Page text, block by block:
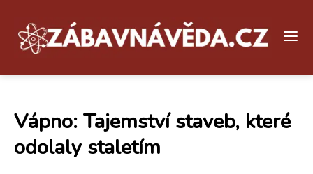
Vápno: Tajemství staveb, které
odolaly staletím